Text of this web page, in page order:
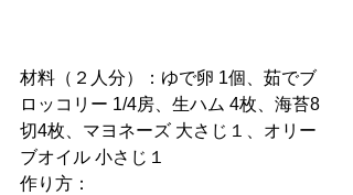
材料（２人分）：ゆで卵 1個、茹でブ
ロッコリー 1/4房、生ハム 4枚、海苔8
切4枚、マヨネーズ 大さじ１、オリー
ブオイル 小さじ１
作り方：